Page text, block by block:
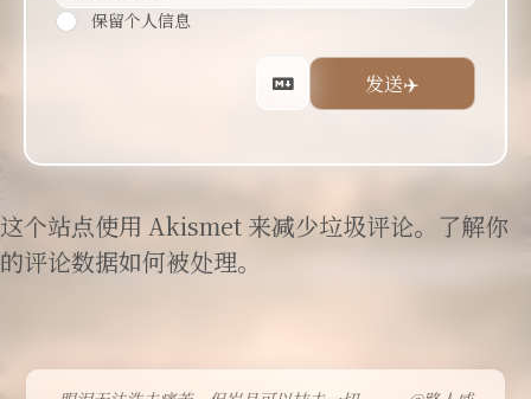
保留个人信息
这个站点使用 Akismet 来减少垃圾评论。 了解你
的评论数据如何被处理。